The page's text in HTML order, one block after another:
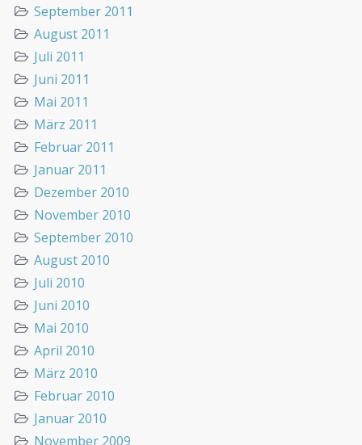
September 2011
August 2011
Juli 2011
Juni 2011
Mai 2011
März 2011
Februar 2011
Januar 2011
Dezember 2010
November 2010
September 2010
August 2010
Juli 2010
Juni 2010
Mai 2010
April 2010
März 2010
Februar 2010
Januar 2010
November 2009